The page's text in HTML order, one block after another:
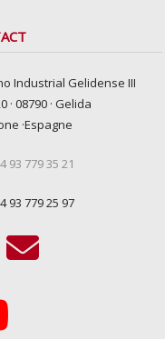
Industrial Gelidense III
· 08790 · Gelida
·Espagne
93 779 35 21
93 779 25 97